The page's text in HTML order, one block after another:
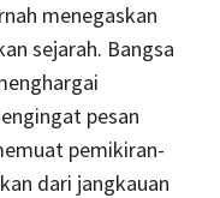
menegaskan
sejarah. Bangsa
pesan
pemikiran-
dari jangkauan